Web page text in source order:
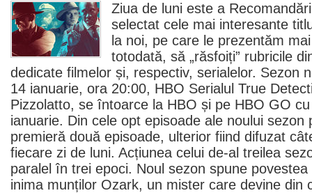
Ziua de luni este a
selectat cele mai interesante
la noi, pe care le prezentăm
totodată, să „răsfoiți” rubricile
dedicate filmelor și, respectiv, serialelor. Sezon
14 ianuarie, ora 20:00, HBO Serialul True
Pizzolatto, se întoarce la HBO și pe HBO GO
ianuarie. Din cele opt episoade ale noului sezon
premieră două episoade, ulterior fiind difuzat
fiecare zi de luni. Acțiunea celui de-al treilea
paralel în trei epoci. Noul sezon spune
inima munților Ozark, un mister care devine